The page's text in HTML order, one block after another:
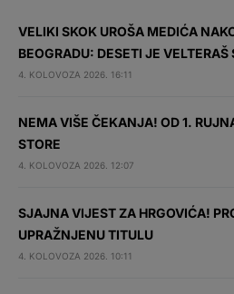
VELIKI SKOK UROŠA MEDIĆA
BEOGRADU: DESETI JE VELTERAŠ
4. KOLOVOZA 2026. 16:11
NEMA VIŠE ČEKANJA! OD 1.
STORE
4. KOLOVOZA 2026. 12:07
SJAJNA VIJEST ZA HRGOVIĆA!
UPRAŽNJENU TITULU
4. KOLOVOZA 2026. 10:11